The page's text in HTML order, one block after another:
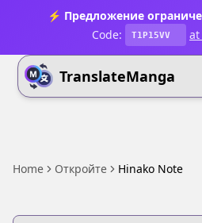
⚡ Предложение
Code:
T1P15VV at
TranslateManga
Home Откройте Hinako Note